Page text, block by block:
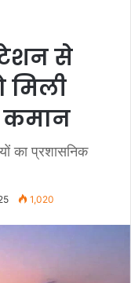
से
मिली
कमान
का प्रशासनिक
1,020